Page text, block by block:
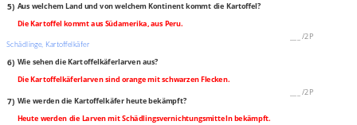
5) Aus welchem Land und von welchem Kontinent kommt die Kartoffel?
Die Kartoffel kommt aus Südamerika, aus Peru.
/2P
Schädlinge, Kartoffelkäfer
6) Wie sehen die Kartoffelkäferlarven aus?
Die Kartoffelkäferlarven sind orange mit schwarzen Flecken.
/2P
7) Wie werden die Kartoffelkäfer heute bekämpft?
Heute werden die Larven mit Schädlingsvernichtungsmitteln bekämpft.